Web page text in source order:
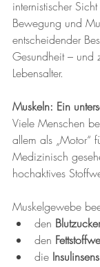
internistischer
Bewegung und
entscheidender
Gesundheit – und
Lebensalter.
Muskeln: Ein
Viele Menschen
allem als „Motor“
Medizinisch
hochaktives
Muskelgewebe
den
den
die